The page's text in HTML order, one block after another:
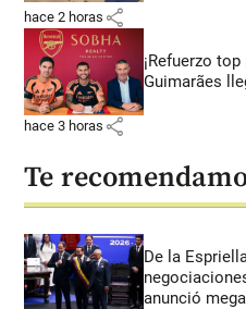
hace 2 horas share
¡Refuerzo
Guimarães
hace 3 horas share
Te
De la
anunció